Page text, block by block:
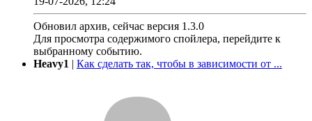
Обновил архив, сейчас версия 1.3.0
Для просмотра содержимого спойлера, перейдите к
выбранному событию.
Heavy1 | Как сделать так, чтобы в зависимости от ...